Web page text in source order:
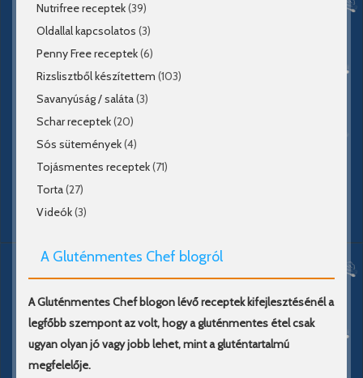
Nutrifree receptek(39)
Oldallal kapcsolatos (3)
Penny Free receptek(6)
Rizslisztből készítettem (103)
Savanyúság / saláta(3)
Schar receptek(20)
Sós sütemények(4)
Tojásmentes receptek(71)
Torta(27)
Videók(3)
A Gluténmentes Chef blogról
A Gluténmentes Chef blogon lévő receptek kifejlesztésénél a
legfőbb szempont az volt, hogy a gluténmentes étel csak
ugyan olyan jó vagy jobb lehet, mint a gluténtartalmú
megfelelője.